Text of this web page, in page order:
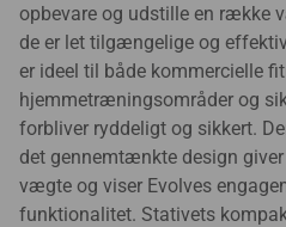
opbevare og udstille en række
de er let tilgængelige og
er ideel til både kommercielle
hjemmetræningsområder og
forbliver ryddeligt og sikkert.
det gennemtænkte design
vægte og viser Evolves
funktionalitet. Stativets